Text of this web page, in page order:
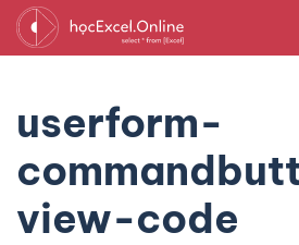
userform-
view-code